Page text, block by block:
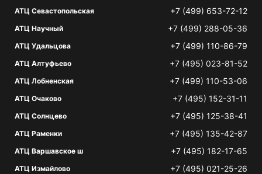
АТЦ Севастопольская +7 (499) 653-72-12
АТЦ Научный +7 (499) 288-05-36
АТЦ Удальцова +7 (499) 110-86-79
АТЦ Алтуфьево +7 (495) 023-81-52
АТЦ Лобненская +7 (499) 110-53-06
АТЦ Очаково +7 (495) 152-31-11
АТЦ Солнцево +7 (495) 125-38-41
АТЦ Раменки +7 (495) 135-42-87
АТЦ Варшавское ш +7 (495) 182-17-65
АТЦ Измайлово +7 (495) 021-25-26